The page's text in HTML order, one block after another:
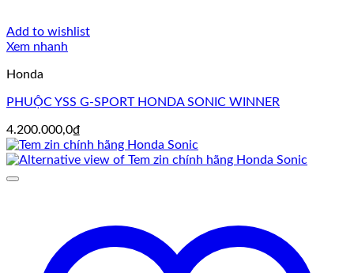
Add to wishlist
Xem nhanh
Honda
PHUỘC YSS G-SPORT HONDA SONIC WINNER
4.200.000,0₫